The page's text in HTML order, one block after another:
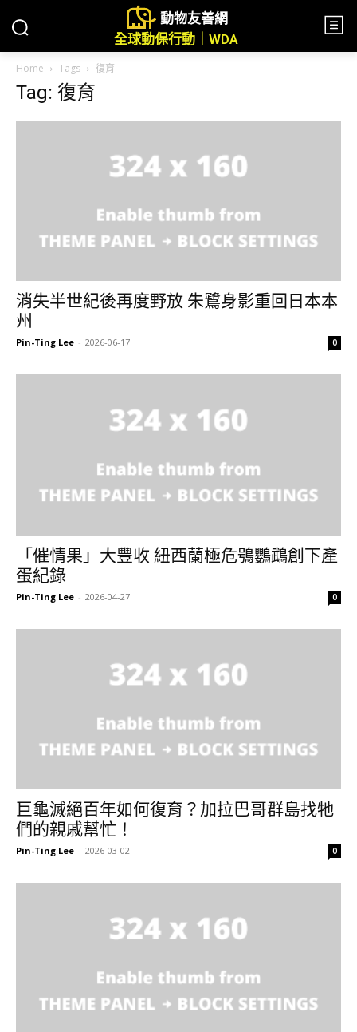
動物友善網
全球動保行動｜WDA
Home Tags 復育
Tag: 復育
消失半世紀後再度野放 朱鷺身影重回日本本
州
Pin-Ting Lee - 2026-06-17 0
「催情果」大豐收 紐西蘭極危鴞鸚鵡創下產
蛋紀錄
Pin-Ting Lee - 2026-04-27 0
巨龜滅絕百年如何復育？加拉巴哥群島找牠
們的親戚幫忙！
Pin-Ting Lee - 2026-03-02 0